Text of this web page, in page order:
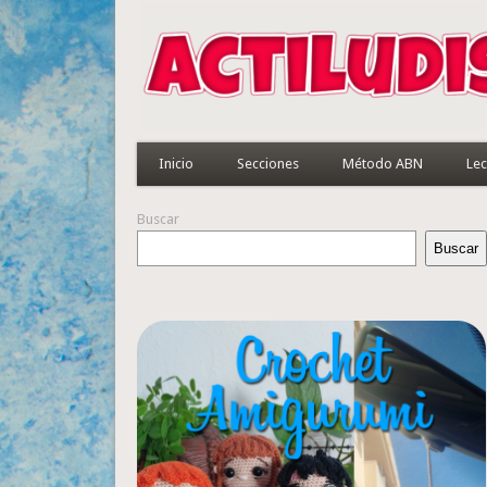
Inicio Secciones Método ABN
Buscar
Buscar